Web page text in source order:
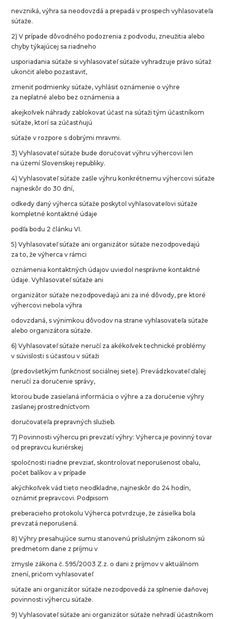
nevzniká, výhra sa neodovzdá a prepadá v prospech vyhlasovateľa
súťaže.
2) V prípade dôvodného podozrenia z podvodu, zneužitia alebo
chyby týkajúcej sa riadneho
usporiadania súťaže si vyhlasovateľ súťaže vyhradzuje právo súťaž
ukončiť alebo pozastaviť,
zmeniť podmienky súťaže, vyhlásiť oznámenie o výhre
za neplatné alebo bez oznámenia a
akejkoľvek náhrady zablokovať účasť na súťaži tým účastníkom
súťaže, ktorí sa zúčastňujú
súťaže v rozpore s dobrými mravmi.
3) Vyhlasovateľ súťaže bude doručovať výhru výhercovi len
na území Slovenskej republiky.
4) Vyhlasovateľ súťaže zašle výhru konkrétnemu výhercovi súťaže
najneskôr do 30 dní,
odkedy daný výherca súťaže poskytol vyhlasovateľovi súťaže
kompletné kontaktné údaje
podľa bodu 2 článku VI.
5) Vyhlasovateľ súťaže ani organizátor súťaže nezodpovedajú
za to, že výherca v rámci
oznámenia kontaktných údajov uviedol nesprávne kontaktné
údaje. Vyhlasovateľ súťaže ani
organizátor súťaže nezodpovedajú ani za iné dôvody, pre ktoré
výhercovi nebola výhra
odovzdaná, s výnimkou dôvodov na strane vyhlasovateľa súťaže
alebo organizátora súťaže.
6) Vyhlasovateľ súťaže neručí za akékoľvek technické problémy
v súvislosti s účasťou v súťaži
(predovšetkým funkčnosť sociálnej siete). Prevádzkovateľ ďalej
neručí za doručenie správy,
ktorou bude zasielaná informácia o výhre a za doručenie výhry
zaslanej prostredníctvom
doručovateľa prepravných služieb.
7) Povinnosti výhercu pri prevzatí výhry: Výherca je povinný tovar
od prepravcu kuriérskej
spoločnosti riadne prevziať, skontrolovať neporušenosť obalu,
počet balíkov a v prípade
akýchkoľvek vád tieto neodkladne, najneskôr do 24 hodín,
oznámiť prepravcovi. Podpisom
preberacieho protokolu Výherca potvrdzuje, že zásielka bola
prevzatá neporušená.
8) Výhry presahujúce sumu stanovenú príslušným zákonom sú
predmetom dane z príjmu v
zmysle zákona č. 595/2003 Z.z. o dani z príjmov v aktuálnom
znení, pričom vyhlasovateľ
súťaže ani organizátor súťaže nezodpovedá za splnenie daňovej
povinnosti výhercu súťaže.
9) Vyhlasovateľ súťaže ani organizátor súťaže nehradí účastníkom